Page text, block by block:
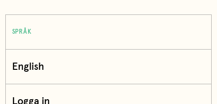
SPRÅK
English
Logga in